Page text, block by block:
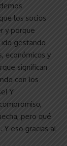
los socios
y porque
ido gestando
económicos y
significan
con los
Y
pero qué
Y eso gracias al